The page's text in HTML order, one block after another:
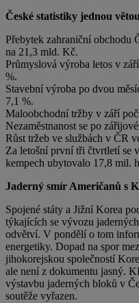
České statistiky jednou větou
Přebytek zahraniční obchodu
na 21,3 mld. Kč.
Průmyslová výroba letos v
%.
Stavební výroba po dvou
7,1 %.
Maloobchodní tržby v září
Nezaměstnanost se po
Růst tržeb ve službách v ČR
Za letošní první tři čtvrtletí se
kempech ubytovalo 17,8 mil.
Jaderný smír Američanů s
Spojené státy a Jižní Korea
týkajících se vývozu
odvětví. V pondělí o tom
energetiky. Dopad na spor
jihokorejskou společností
ale není z dokumentu jasný.
výstavbu jaderných bloků v
soutěže vyřazen.